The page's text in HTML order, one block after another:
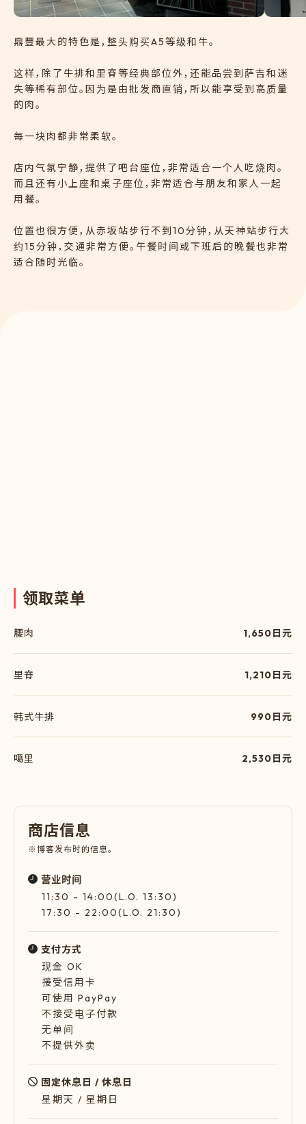
鼎豐最大的特色是，整头购买A5等级和牛。
这样，除了牛排和里脊等经典部位外，还能品尝到萨吉和迷
失等稀有部位。因为是由批发商直销，所以能享受到高质量
的肉。
每一块肉都非常柔软。
店内气氛宁静，提供了吧台座位，非常适合一个人吃烧肉。
而且还有小上座和桌子座位，非常适合与朋友和家人一起
用餐。
位置也很方便，从赤坂站步行不到10分钟，从天神站步行大
约15分钟，交通非常方便。午餐时间或下班后的晚餐也非常
适合随时光临。
领取菜单
腰肉 1,650日元
里脊 1,210日元
韩式牛排 990日元
噶里 2,530日元
商店信息
※博客发布时的信息。
营业时间
11:30 - 14:00(L.O. 13:30)
17:30 - 22:00(L.O. 21:30)
支付方式
现金 OK
接受信用卡
可使用 PayPay
不接受电子付款
无单间
不提供外卖
固定休息日 / 休息日
星期天 / 星期日